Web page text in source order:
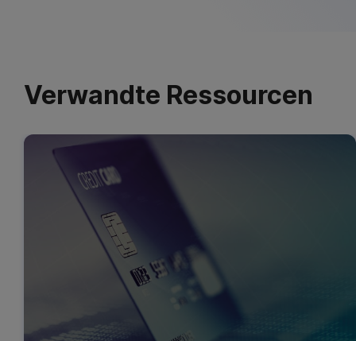
Verwandte Ressourcen